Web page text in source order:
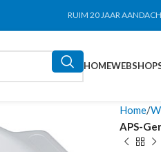
RUIM 20 JAAR
HOMEWEBSHOP
Home
APS-